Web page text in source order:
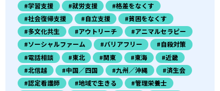
#学習支援
#就労支援
#格差をなくす
#社会復帰支援
#自立支援
#貧困をなくす
#多文化共生
#アウトリーチ
#アニマルセラピー
#ソーシャルファーム
#バリアフリー
#自殺対策
#電話相談
#東北 #関東 #東海
#近畿
#北信越
#中国／四国 #九州／沖縄
#済生会
#認定看護師
#地域で生きる
#管理栄養士